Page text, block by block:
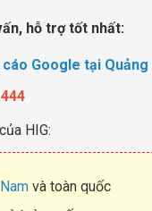
hỗ trợ tốt nhất:
Google tại Quảng
HIG:
và toàn quốc